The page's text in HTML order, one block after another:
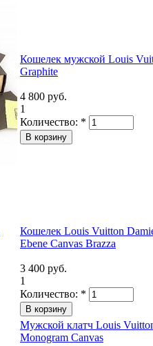
Кошелек мужской Louis
Graphite
4 800 руб.
1
Количество: *
Кошелек Louis Vuitton
Ebene Canvas Brazza
3 400 руб.
1
Количество: *
Мужской клатч Louis
Monogram Canvas